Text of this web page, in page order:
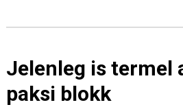
Jelenleg is termel
paksi blokk